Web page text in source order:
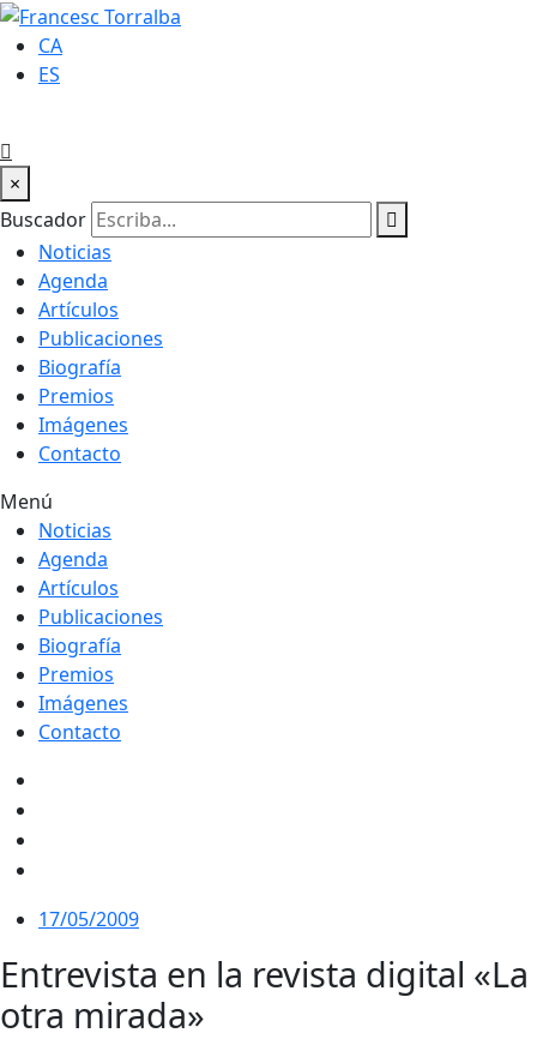
CA
ES
×
Buscador
Noticias
Agenda
Artículos
Publicaciones
Biografía
Premios
Imágenes
Contacto
Menú
Noticias
Agenda
Artículos
Publicaciones
Biografía
Premios
Imágenes
Contacto
17/05/2009
Entrevista en la revista digital «La
otra mirada»